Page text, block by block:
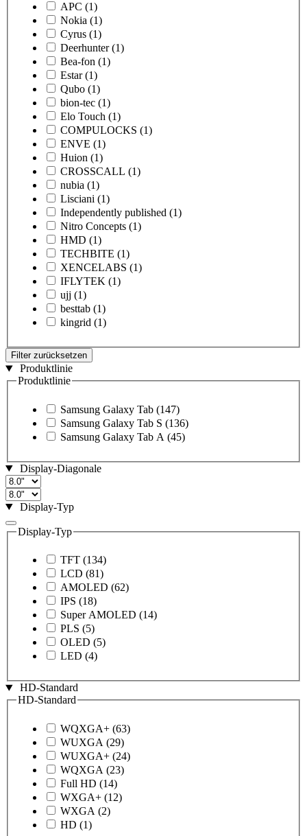
APC (1)
Nokia (1)
Cyrus (1)
Deerhunter (1)
Bea-fon (1)
Estar (1)
Qubo (1)
bion-tec (1)
Elo Touch (1)
COMPULOCKS (1)
ENVE (1)
Huion (1)
CROSSCALL (1)
nubia (1)
Lisciani (1)
Independently published (1)
Nitro Concepts (1)
HMD (1)
TECHBITE (1)
XENCELABS (1)
IFLYTEK (1)
ujj (1)
besttab (1)
kingrid (1)
Filter zurücksetzen
Produktlinie
Produktlinie
Samsung Galaxy Tab (147)
Samsung Galaxy Tab S (136)
Samsung Galaxy Tab A (45)
Display-Diagonale
Display-Typ
Display-Typ
TFT (134)
LCD (81)
AMOLED (62)
IPS (18)
Super AMOLED (14)
PLS (5)
OLED (5)
LED (4)
HD-Standard
HD-Standard
WQXGA+ (63)
WUXGA (29)
WUXGA+ (24)
WQXGA (23)
Full HD (14)
WXGA+ (12)
WXGA (2)
HD (1)